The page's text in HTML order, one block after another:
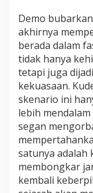
Demo
akhirnya
berada dalam
tidak hanya
tetapi juga
kekuasaan.
skenario ini
lebih
segan
satunya adalah
membongkar
kembali